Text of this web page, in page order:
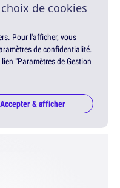
de cookies
Pour l'afficher, vous
de confidentialité.
"Paramètres de Gestion
Accepter & afficher